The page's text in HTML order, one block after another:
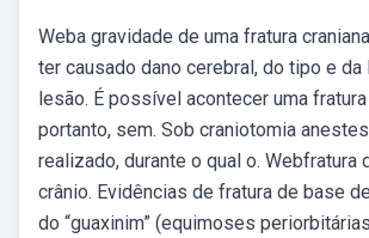
Weba gravidade de uma fratura
ter causado dano cerebral, do tipo e
lesão. É possível acontecer uma
portanto, sem. Sob craniotomia
realizado, durante o qual o. Webfratura
crânio. Evidências de fratura de base
do “guaxinim” (equimoses